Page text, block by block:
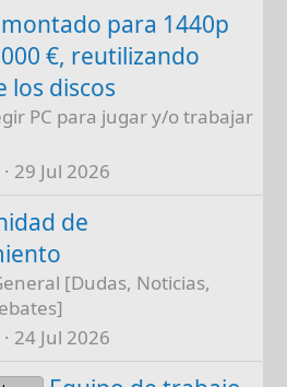
para 1440p
€, reutilizando
los discos
PC para jugar y/o trabajar
29 Jul 2026
de
[Dudas, Noticias,
24 Jul 2026